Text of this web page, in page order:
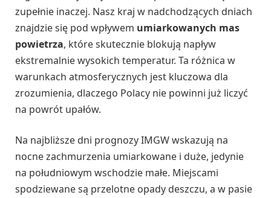
zupełnie inaczej. Nasz kraj w nadchodzących dniach
znajdzie się pod wpływem umiarkowanych mas
powietrza, które skutecznie blokują napływ
ekstremalnie wysokich temperatur. Ta różnica w
warunkach atmosferycznych jest kluczowa dla
zrozumienia, dlaczego Polacy nie powinni już liczyć
na powrót upałów.
Na najbliższe dni prognozy IMGW wskazują na
nocne zachmurzenia umiarkowane i duże, jedynie
na południowym wschodzie małe. Miejscami
spodziewane są przelotne opady deszczu, a w pasie